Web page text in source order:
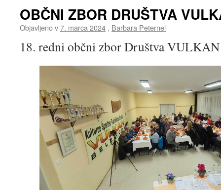
OBČNI ZBOR DRUŠTVA
Objavljeno v7. marca 2024 , Barbara Peternel
18. redni občni zbor Društva